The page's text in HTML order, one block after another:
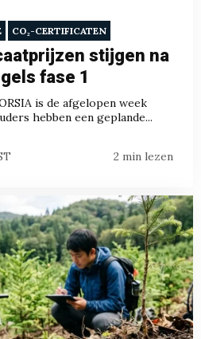
CO₂-CERTIFICATEN
stijgen na
fase 1
is de afgelopen week
hebben een geplande...
2 min lezen